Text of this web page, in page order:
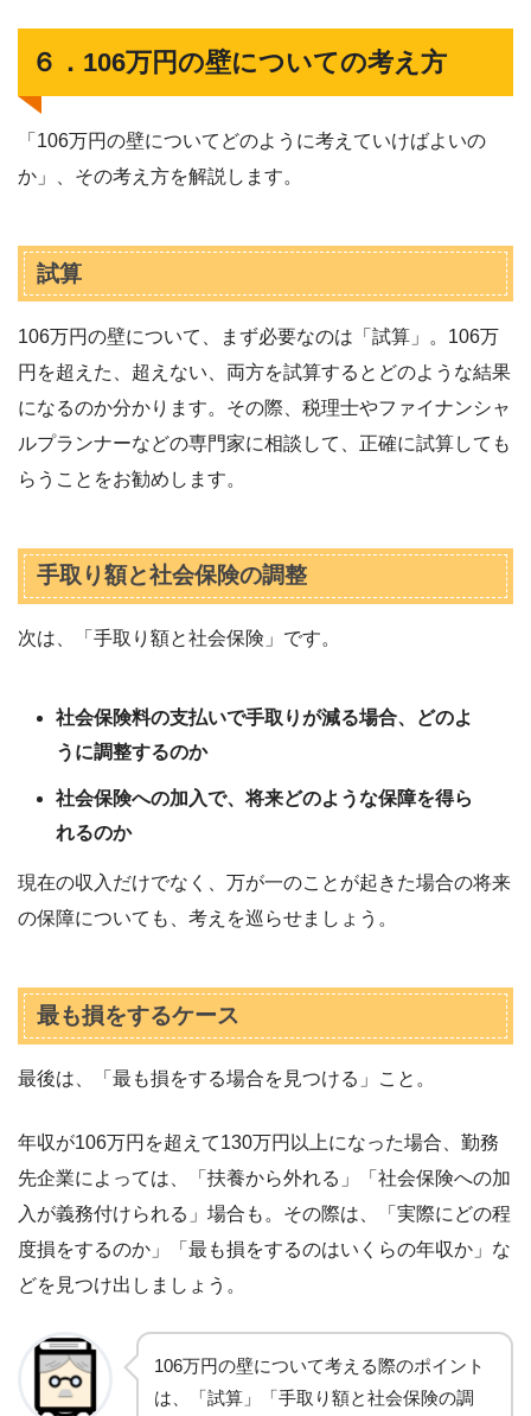
６．106万円の壁についての考え方
「106万円の壁についてどのように考えていけばよいの
か」、その考え方を解説します。
試算
106万円の壁について、まず必要なのは「試算」。106万
円を超えた、超えない、両方を試算するとどのような結果
になるのか分かります。その際、税理士やファイナンシャ
ルプランナーなどの専門家に相談して、正確に試算しても
らうことをお勧めします。
手取り額と社会保険の調整
次は、「手取り額と社会保険」です。
社会保険料の支払いで手取りが減る場合、どのよ
うに調整するのか
社会保険への加入で、将来どのような保障を得ら
れるのか
現在の収入だけでなく、万が一のことが起きた場合の将来
の保障についても、考えを巡らせましょう。
最も損をするケース
最後は、「最も損をする場合を見つける」こと。
年収が106万円を超えて130万円以上になった場合、勤務
先企業によっては、「扶養から外れる」「社会保険への加
入が義務付けられる」場合も。その際は、「実際にどの程
度損をするのか」「最も損をするのはいくらの年収か」な
どを見つけ出しましょう。
106万円の壁について考える際のポイント
は、「試算」「手取り額と社会保険の調